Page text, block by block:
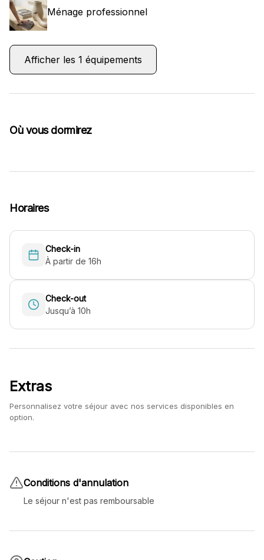
Ménage professionnel
Afficher les 1 équipements
Où vous dormirez
Horaires
Check-in
À partir de 16h
Check-out
Jusqu’à 10h
Extras
Personnalisez votre séjour avec nos services disponibles en
option.
Conditions d'annulation
Le séjour n'est pas remboursable